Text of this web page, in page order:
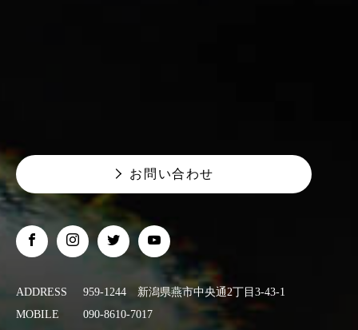
お問い合わせ
ADDRESS
959-1244 新潟県燕市中央通2丁目3-43-1
MOBILE
090-8610-7017